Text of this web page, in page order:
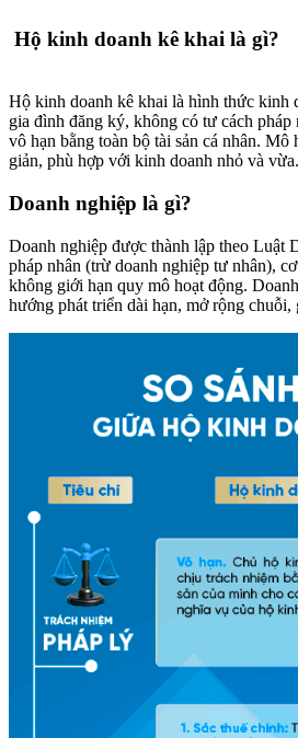
Hộ kinh doanh kê khai là gì?
Hộ kinh doanh kê khai là hình thức kinh
gia đình đăng ký, không có tư cách pháp
vô hạn bằng toàn bộ tài sản cá nhân. Mô
giản, phù hợp với kinh doanh nhỏ và vừa.
Doanh nghiệp là gì?
Doanh nghiệp được thành lập theo Luật
pháp nhân (trừ doanh nghiệp tư nhân),
không giới hạn quy mô hoạt động.
hướng phát triển dài hạn, mở rộng